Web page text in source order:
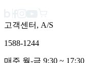
고객센터, A/S
1588-1244
매주 월-금 9:30 ~ 17:30